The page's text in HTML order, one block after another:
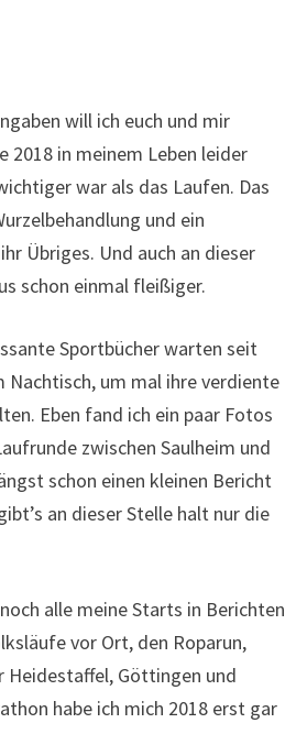
will ich euch und mir
2018 in meinem Leben leider
war als das Laufen. Das
und ein
Übriges. Und auch an dieser
schon einmal fleißiger.
Sportbücher warten seit
Nachtisch, um mal ihre verdiente
Eben fand ich ein paar Fotos
zwischen Saulheim und
schon einen kleinen Bericht
an dieser Stelle halt nur die
alle meine Starts in Berichten
vor Ort, den Roparun,
Heidestaffel, Göttingen und
habe ich mich 2018 erst gar